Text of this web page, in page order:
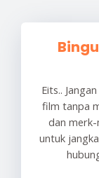
Eits..
film tanpa
dan
untuk